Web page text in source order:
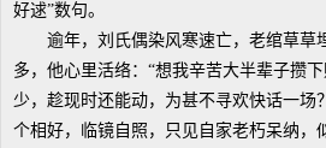
好逑”数句。
逾年，刘氏偶染风寒速亡，老绾草草
多，他心里活络：“想我辛苦大半辈子攒
少，趁现时还能动，为甚不寻欢快话一场
个相好，临镜自照，只见自家老朽呆纳，